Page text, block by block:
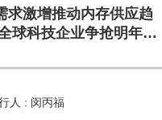
求激增推动内存供应趋
球科技企业争抢明年产
人 : 闵丙福